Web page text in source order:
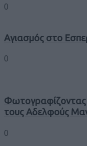
0
Αγιασμός στο
0
Φωτογραφίζοντας
τους Αδελφούς
0